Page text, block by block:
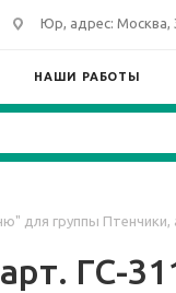
Юр, адрес: Москва,
НАШИ РАБОТЫ
для группы Птенчики,
ГС-